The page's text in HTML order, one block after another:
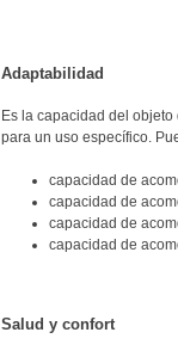
Adaptabilidad
Es la capacidad del
para un uso específico.
capacidad de
capacidad de
capacidad de
capacidad de
Salud y confort